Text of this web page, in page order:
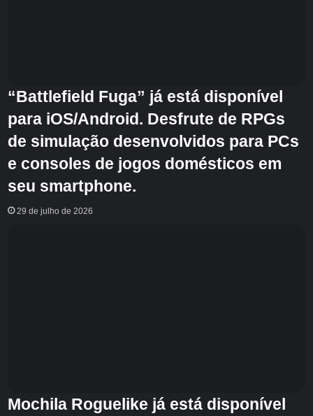
“Battlefield Fuga” já está disponível
para iOS/Android. Desfrute de RPGs
de simulação desenvolvidos para PCs
e consoles de jogos domésticos em
seu smartphone.
29 de julho de 2026
Mochila Roguelike já está disponível